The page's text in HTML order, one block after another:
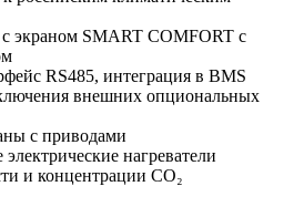
экраном SMART COMFORT с
RS485, интеграция в BMS
внешних опциональных
с приводами
нагреватели
и концентрации СО₂